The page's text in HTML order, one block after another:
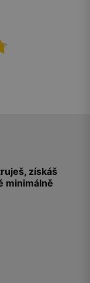
získáš
minimálně